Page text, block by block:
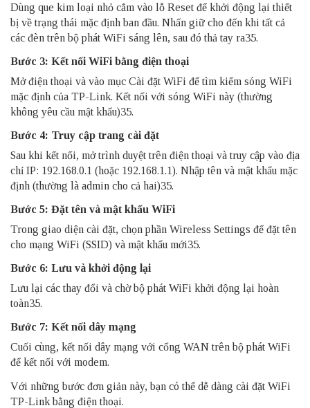
Dùng que kim loại nhỏ cắm vào lỗ Reset để khởi động lại thiết
bị về trạng thái mặc định ban đầu. Nhấn giữ cho đến khi tất cả
các đèn trên bộ phát WiFi sáng lên, sau đó thả tay ra35.
Bước 3: Kết nối WiFi bằng điện thoại
Mở điện thoại và vào mục Cài đặt WiFi để tìm kiếm sóng WiFi
mặc định của TP-Link. Kết nối với sóng WiFi này (thường
không yêu cầu mật khẩu)35.
Bước 4: Truy cập trang cài đặt
Sau khi kết nối, mở trình duyệt trên điện thoại và truy cập vào địa
chỉ IP: 192.168.0.1 (hoặc 192.168.1.1). Nhập tên và mật khẩu mặc
định (thường là admin cho cả hai)35.
Bước 5: Đặt tên và mật khẩu WiFi
Trong giao diện cài đặt, chọn phần Wireless Settings để đặt tên
cho mạng WiFi (SSID) và mật khẩu mới35.
Bước 6: Lưu và khởi động lại
Lưu lại các thay đổi và chờ bộ phát WiFi khởi động lại hoàn
toàn35.
Bước 7: Kết nối dây mạng
Cuối cùng, kết nối dây mạng với cổng WAN trên bộ phát WiFi
để kết nối với modem.
Với những bước đơn giản này, bạn có thể dễ dàng cài đặt WiFi
TP-Link bằng điện thoại.